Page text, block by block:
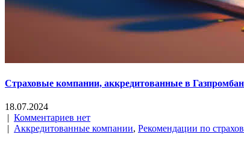
Страховые компании, аккредитованные в
18.07.2024
| Комментариев нет
| Аккредитованные компании, Рекомендации по